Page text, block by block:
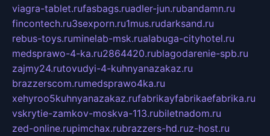
viagra-tablet.rufasbags.ruadler-jun.rubandamn.ru
fincontech.ru3sexporn.ru1mus.rudarksand.ru
rebus-toys.ruminelab-msk.rualabuga-cityhotel.ru
medsprawo-4-ka.ru2864420.rublagodarenie-spb.ru
zajmy24.rutovudyi-4-kuhnyanazakaz.ru
brazzerscom.rumedsprawo4ka.ru
xehyroo5kuhnyanazakaz.rufabrikayfabrikaefabrika.ru
vskrytie-zamkov-moskva-113.rubiletnadom.ru
zed-online.rupimchax.rubrazzers-hd.ruz-host.ru